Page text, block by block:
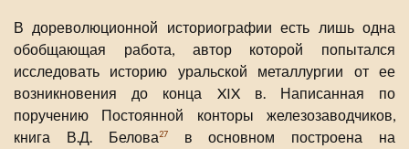
В дореволюционной историографии есть лишь одна
обобщающая работа, автор которой попытался
исследовать историю уральской металлургии от ее
возникновения до конца XIX в. Написанная по
поручению Постоянной конторы железозаводчиков,
книга В.Д. Белова27в основном построена на